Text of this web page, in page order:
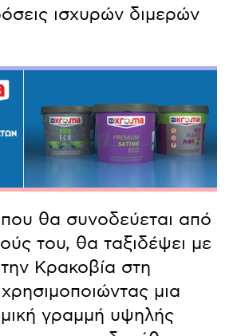
ισχυρών διμερών
θα συνοδεύεται από
του, θα ταξιδέψει με
Κρακοβία στη
μια
γραμμή υψηλής